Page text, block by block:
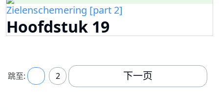
Zielenschemering [part 2]
Hoofdstuk 19
跳至: 2 下一页